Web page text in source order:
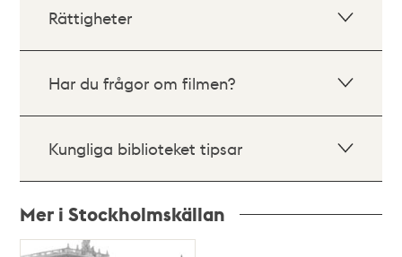
Rättigheter
Har du frågor om filmen?
Kungliga biblioteket tipsar
Mer i Stockholmskällan
Relaterade